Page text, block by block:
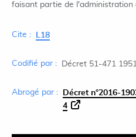
faisant partie de l'administration
Cite : L18
Codifié par : Décret 51-471
Abrogé par :
Décret n°2016-
4